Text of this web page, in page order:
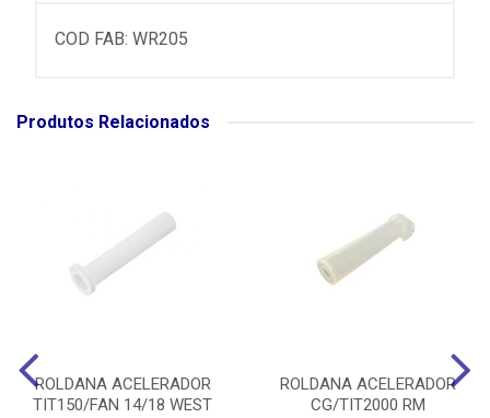
COD FAB: WR205
Produtos Relacionados
ROLDANA ACELERADOR
TIT150/FAN 14/18 WEST
ROLDANA ACELERADOR
CG/TIT2000 RM